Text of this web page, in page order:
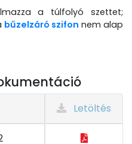
a túlfolyó szettet;
bűzelzáró szifon nem alap
Letöltés